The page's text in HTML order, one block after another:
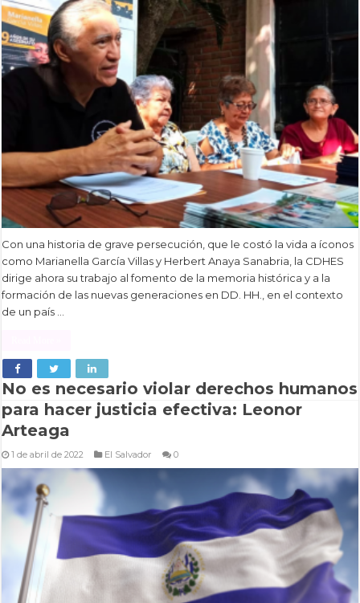
Con una historia de grave persecución, que le costó la vida a íconos
como Marianella García Villas y Herbert Anaya Sanabria, la CDHES
dirige ahora su trabajo al fomento de la memoria histórica y a la
formación de las nuevas generaciones en DD. HH., en el contexto
de un país …
No es necesario violar derechos humanos
para hacer justicia efectiva: Leonor
Arteaga
1 de abril de 2022 El Salvador 0